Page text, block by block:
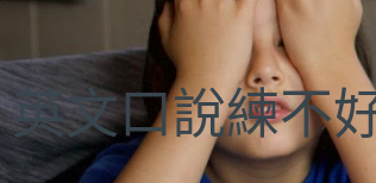
英文口說練不